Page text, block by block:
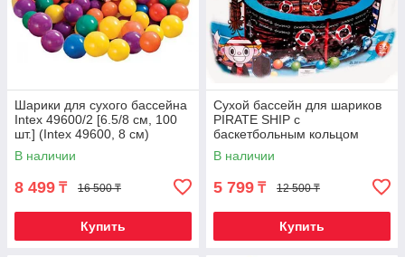
Шарики для сухого бассейна
Intex 49600/2 [6.5/8 см, 100
шт.] (Intex 49600, 8 см)
В наличии
8 499 ₸ 16 500 ₸
Купить
Сухой бассейн для шариков
PIRATE SHIP с
баскетбольным кольцом
В наличии
5 799 ₸ 12 500 ₸
Купить